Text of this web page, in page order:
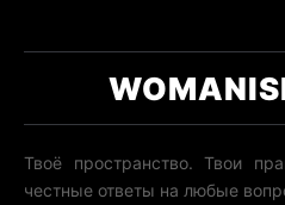
Твоё пространство. Твои
честные ответы на любые